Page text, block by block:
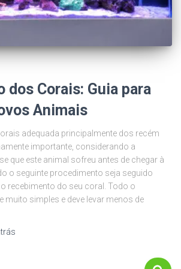
dos Corais: Guia para
Animais
adequada principalmente dos recém
importante, considerando a
que este animal sofreu antes de chegar à
o seguinte procedimento seja seguido
recebimento do seu coral. Todo o
muito simples e deve levar menos de